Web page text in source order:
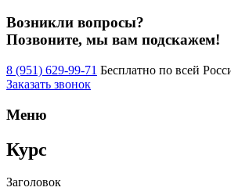
Возникли вопросы?
Позвоните, мы вам подскажем!
8 (951) 629-99-71 Бесплатно по всей
Заказать звонок
Меню
Курс
Заголовок